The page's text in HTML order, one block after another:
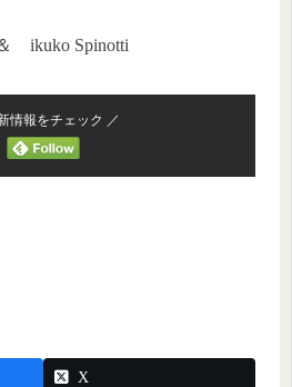
Spinotti
情報をチェック ／
X